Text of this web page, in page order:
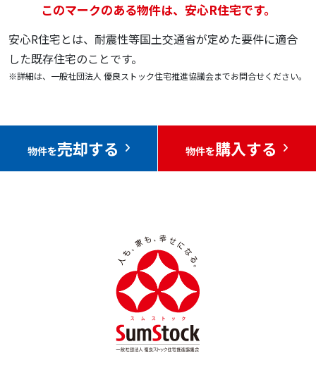
このマークのある物件は、安心R住宅です。
安心R住宅とは、耐震性等国土交通省が定めた要件に適合
した既存住宅のことです。
※詳細は、一般社団法人 優良ストック住宅推進協議会までお問合せください。
物件を売却する 物件を購入する